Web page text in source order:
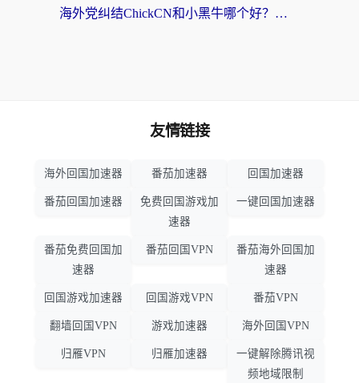
海外党纠结ChickCN和小黑牛哪个好？一篇帮你选对回国加速器的实用指南
友情链接
海外回国加速器 番茄加速器 回国加速器
番茄回国加速器
免费回国游戏加
速器
一键回国加速器
番茄免费回国加
速器
番茄回国VPN
番茄海外回国加
速器
回国游戏加速器 回国游戏VPN 番茄VPN
翻墙回国VPN 游戏加速器 海外回国VPN
归雁VPN 归雁加速器
一键解除腾讯视
频地域限制